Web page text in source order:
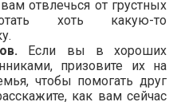
отвлечься от грустных
хоть какую-то
Если вы в хороших
призовите их на
чтобы помогать друг
как вам сейчас